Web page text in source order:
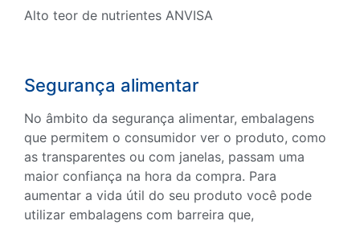
Alto teor de nutrientes ANVISA
Segurança alimentar
No âmbito da segurança alimentar, embalagens
que permitem o consumidor ver o produto, como
as transparentes ou com janelas, passam uma
maior confiança na hora da compra. Para
aumentar a vida útil do seu produto você pode
utilizar embalagens com barreira que,